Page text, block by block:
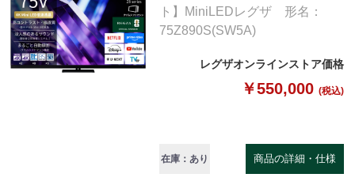
ト】MiniLEDレグザ 形名：
75Z890S(SW5A)
レグザオンラインストア価格
￥550,000 (税込)
在庫：あり 商品の詳細・仕様